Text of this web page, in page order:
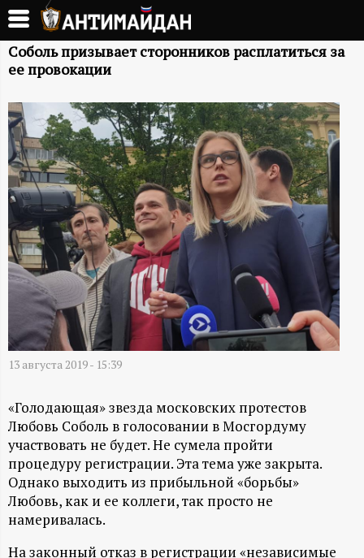
Перейти
основному
содержанию
А
Т
И
М
А
Й
Д
А
Н
-
и
н
Соболь призывает сторонников расплатиться за
ее провокации
13 августа 2019 - 15:39
«Голодающая» звезда московских протестов
Любовь Соболь в голосовании в Мосгордуму
участвовать не будет. Не сумела пройти
процедуру регистрации. Эта тема уже закрыта.
Однако выходить из прибыльной «борьбы»
Любовь, как и ее коллеги, так просто не
намеривалась.
На законный отказ в регистрации «независимые